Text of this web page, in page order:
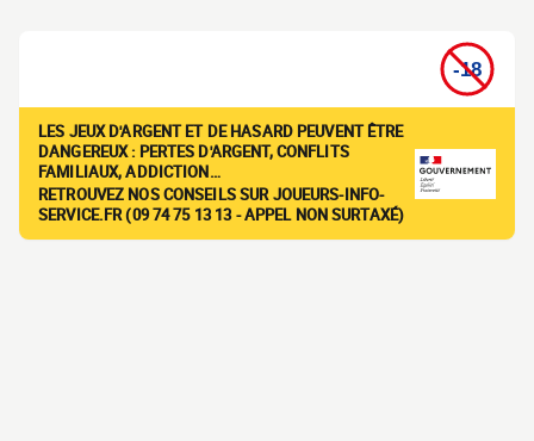
LES JEUX D'ARGENT ET DE HASARD PEUVENT ÊTRE
DANGEREUX : PERTES D'ARGENT, CONFLITS
FAMILIAUX, ADDICTION…
RETROUVEZ NOS CONSEILS SUR JOUEURS-INFO-
SERVICE.FR (09 74 75 13 13 - APPEL NON SURTAXÉ)